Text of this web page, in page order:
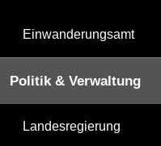
Einwanderungsamt
Politik & Verwaltung
Landesregierung